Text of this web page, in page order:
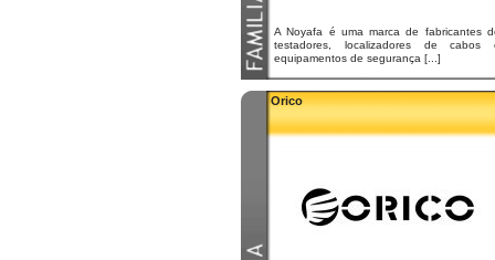
A Noyafa é uma marca de fabricantes
testadores, localizadores de cabos
equipamentos de segurança [...]
Orico